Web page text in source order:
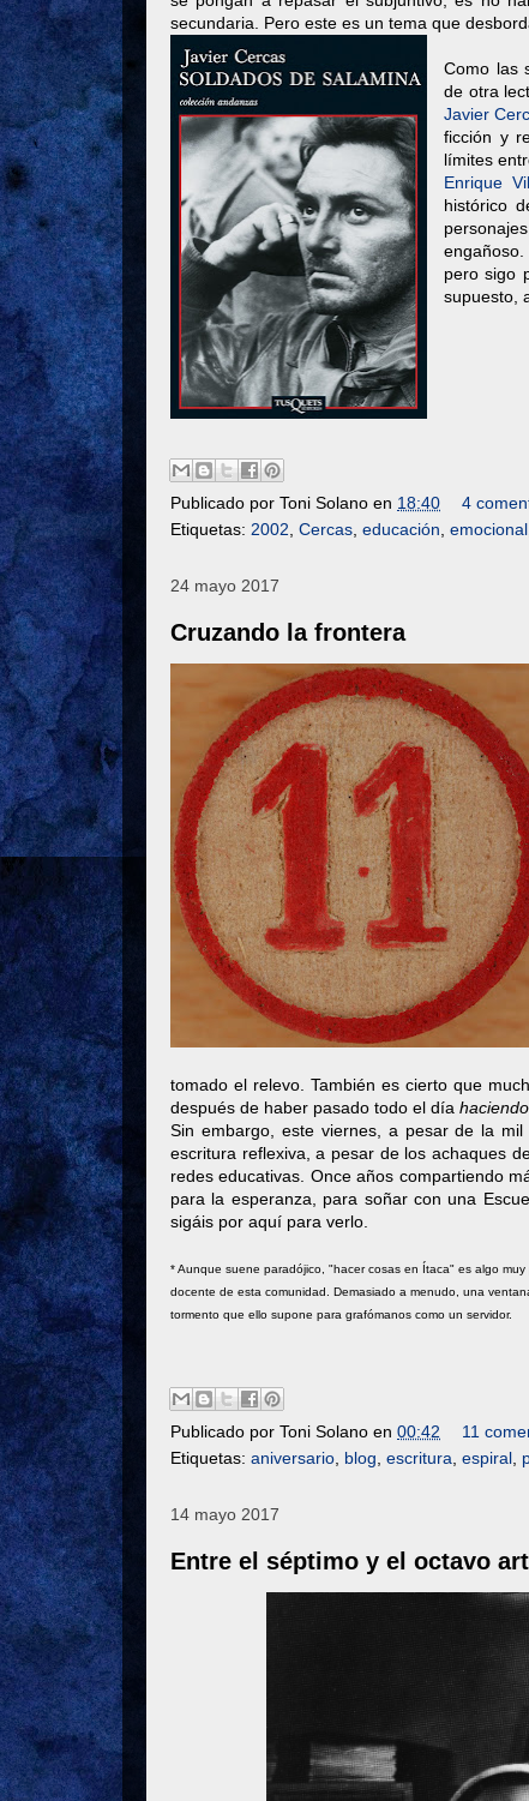
secundaria. Pero este es un tema que
Como las
de otra
Javier
ficción y
límites
Enrique
histórico
pero sigo
supuesto,
Publicado por Toni Solano en 18:40
4
Etiquetas: 2002 Cercas educación emocional
24 mayo 2017
Cruzando la frontera
tomado el relevo. También es cierto que
después de haber pasado todo el día
Sin embargo, este viernes, a pesar de la
escritura reflexiva, a pesar de los achaques
redes educativas. Once años compartiendo
para la esperanza, para soñar con una
sigáis por aquí para verlo.
* Aunque suene paradójico, "hacer cosas en Ítaca" es algo
docente de esta comunidad. Demasiado a menudo, una
tormento que ello supone para grafómanos como un servidor.
Publicado por Toni Solano en 00:42
11
Etiquetas: aniversario blog escritura espiral
14 mayo 2017
Entre el séptimo y el octavo